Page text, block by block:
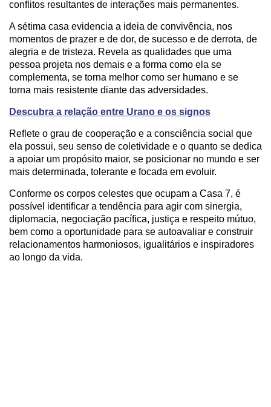
conflitos resultantes de interações mais permanentes.
A sétima casa evidencia a ideia de convivência, nos
momentos de prazer e de dor, de sucesso e de derrota, de
alegria e de tristeza. Revela as qualidades que uma
pessoa projeta nos demais e a forma como ela se
complementa, se torna melhor como ser humano e se
torna mais resistente diante das adversidades.
Descubra a relação entre Urano e os signos
Reflete o grau de cooperação e a consciência social que
ela possui, seu senso de coletividade e o quanto se dedica
a apoiar um propósito maior, se posicionar no mundo e ser
mais determinada, tolerante e focada em evoluir.
Conforme os corpos celestes que ocupam a Casa 7, é
possível identificar a tendência para agir com sinergia,
diplomacia, negociação pacífica, justiça e respeito mútuo,
bem como a oportunidade para se autoavaliar e construir
relacionamentos harmoniosos, igualitários e inspiradores
ao longo da vida.